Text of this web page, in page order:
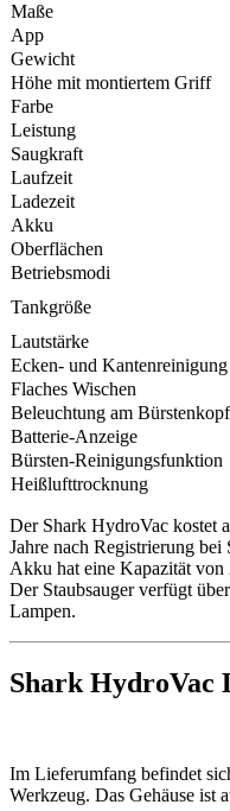
Maße
App
Gewicht
Höhe mit montiertem Griff
Farbe
Leistung
Saugkraft
Laufzeit
Ladezeit
Akku
Oberflächen
Betriebsmodi
Tankgröße
Lautstärke
Ecken- und Kantenreinigung
Flaches Wischen
Beleuchtung am Bürstenkopf
Batterie-Anzeige
Bürsten-Reinigungsfunktion
Heißlufttrocknung
Der Shark HydroVac kostet
Jahre nach Registrierung
Akku hat eine Kapazität
Der Staubsauger verfügt
Lampen.
Shark HydroVac
Im Lieferumfang befindet
Werkzeug. Das Gehäuse ist